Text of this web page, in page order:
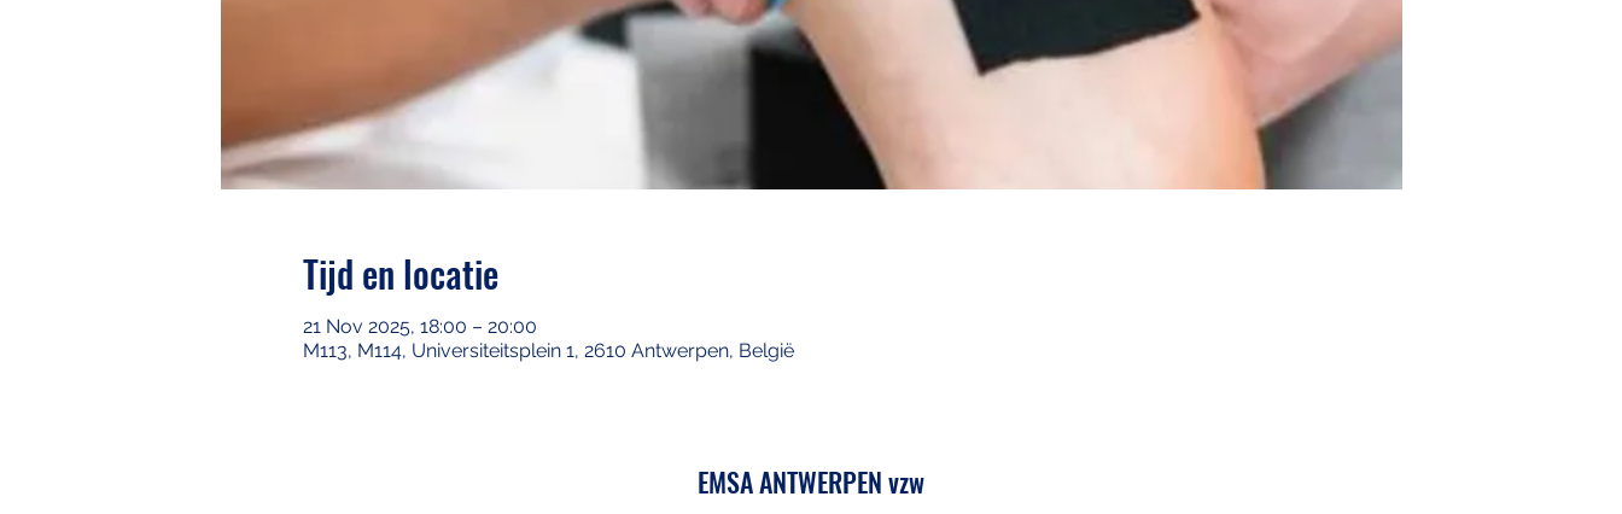
Tijd en locatie
21 Nov 2025, 18:00 – 20:00
M113, M114, Universiteitsplein 1, 2610 Antwerpen, België
EMSA ANTWERPEN vzw